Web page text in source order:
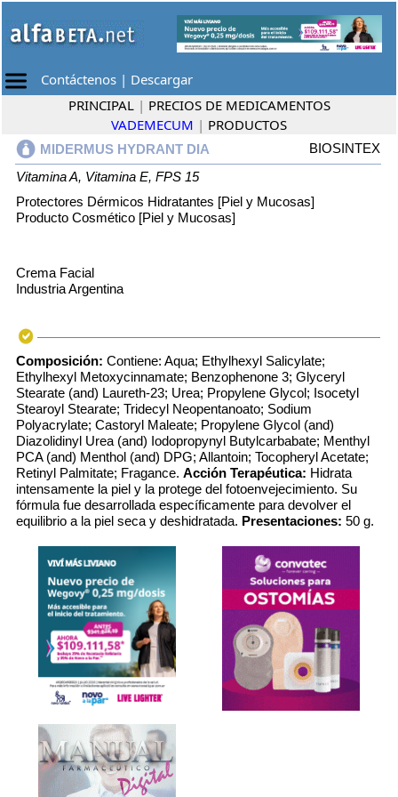
Contáctenos | Descargar
PRINCIPAL | PRECIOS DE MEDICAMENTOS
VADEMECUM | PRODUCTOS
MIDERMUS HYDRANT DIA
BIOSINTEX
Vitamina A, Vitamina E, FPS 15
Protectores Dérmicos Hidratantes [Piel y Mucosas]
Producto Cosmético [Piel y Mucosas]
Crema Facial
Industria Argentina
Composición: Contiene: Aqua; Ethylhexyl Salicylate;
Ethylhexyl Metoxycinnamate; Benzophenone 3; Glyceryl
Stearate (and) Laureth-23; Urea; Propylene Glycol; Isocetyl
Stearoyl Stearate; Tridecyl Neopentanoato; Sodium
Polyacrylate; Castoryl Maleate; Propylene Glycol (and)
Diazolidinyl Urea (and) Iodopropynyl Butylcarbabate; Menthyl
PCA (and) Menthol (and) DPG; Allantoin; Tocopheryl Acetate;
Retinyl Palmitate; Fragance. Acción Terapéutica: Hidrata
intensamente la piel y la protege del fotoenvejecimiento. Su
fórmula fue desarrollada específicamente para devolver el
equilibrio a la piel seca y deshidratada. Presentaciones: 50 g.